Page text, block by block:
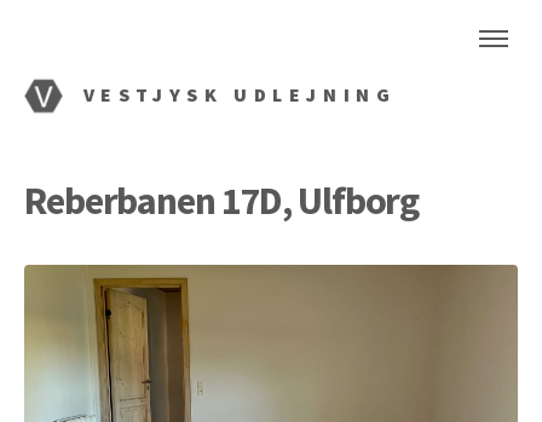
VESTJYSK UDLEJNING
Reberbanen 17D, Ulfborg